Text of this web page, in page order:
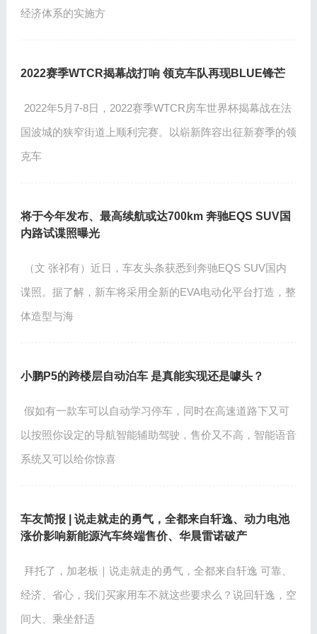
经济体系的实施方
2022赛季WTCR揭幕战打响 领克车队再现BLUE锋芒
2022年5月7-8日，2022赛季WTCR房车世界杯揭幕战在法
国波城的狭窄街道上顺利完赛。以崭新阵容出征新赛季的领
克车
将于今年发布、最高续航或达700km 奔驰EQS SUV国
内路试谍照曝光
（文 张祁有）近日，车友头条获悉到奔驰EQS SUV国内
谍照。据了解，新车将采用全新的EVA电动化平台打造，整
体造型与海
小鹏P5的跨楼层自动泊车 是真能实现还是噱头？
假如有一款车可以自动学习停车，同时在高速道路下又可
以按照你设定的导航智能辅助驾驶，售价又不高，智能语音
系统又可以给你惊喜
车友简报 | 说走就走的勇气，全都来自轩逸、动力电池
涨价影响新能源汽车终端售价、华晨雷诺破产
拜托了，加老板｜说走就走的勇气，全都来自轩逸 可靠、
经济、省心，我们买家用车不就这些要求么？说回轩逸，空
间大、乘坐舒适